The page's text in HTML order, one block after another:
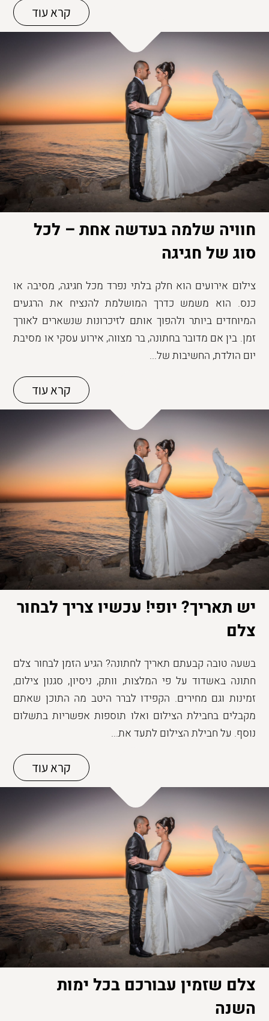
קרא עוד
חוויה שלמה בעדשה אחת – לכל
סוג של חגיגה
צילום אירועים הוא חלק בלתי נפרד מכל חגיגה, מסיבה או
כנס. הוא משמש כדרך המושלמת להנציח את הרגעים
המיוחדים ביותר ולהפוך אותם לזיכרונות שנשארים לאורך
זמן. בין אם מדובר בחתונה, בר מצווה, אירוע עסקי או מסיבת
יום הולדת, החשיבות של...
קרא עוד
יש תאריך? יופי! עכשיו צריך לבחור
צלם
בשעה טובה קבעתם תאריך לחתונה? הגיע הזמן לבחור צלם
חתונה באשדוד על פי המלצות, וותק, ניסיון, סגנון צילום,
זמינות וגם מחירים. הקפידו לברר היטב מה התוכן שאתם
מקבלים בחבילת הצילום ואלו תוספות אפשריות בתשלום
נוסף. על חבילת הצילום לתעד את...
קרא עוד
צלם שזמין עבורכם בכל ימות
השנה